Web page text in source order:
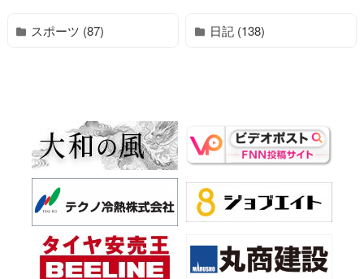
スポーツ (87) 日記 (138)